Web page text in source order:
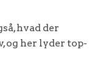
hvad der
og her lyder top-